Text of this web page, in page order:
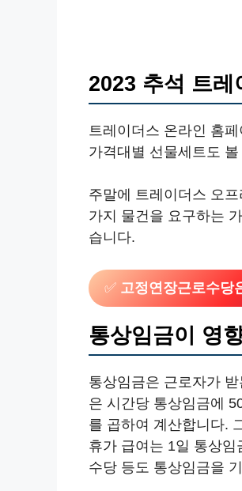
2023 추석 트레
트레이더스 온라인 홈
가격대별 선물세트도
주말에 트레이더스 오
가지 물건을 요구하는
습니다.
✅ 고정연장근로수당
통상임금이 영
통상임금은 근로자가
은 시간당 통상임금에
를 곱하여 계산합니다.
휴가 급여는 1일 통상
수당 등도 통상임금을